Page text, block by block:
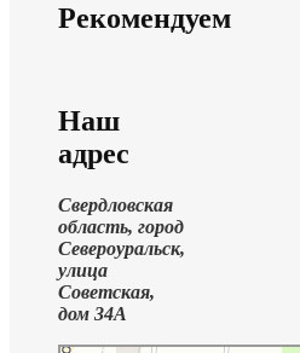
Рекомендуем
Наш
адрес
Свердловская
область, город
Североуральск,
улица
Советская,
дом 34А